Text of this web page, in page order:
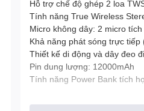
Hỗ trợ chế độ ghép 2 loa
Tính năng True Wireless
Micro không dây: 2 micro
Khả năng phát sóng trực tiếp
Thiết kế di động và dây đeo
Pin dung lượng: 12000mAh
Tính năng Power Bank tích